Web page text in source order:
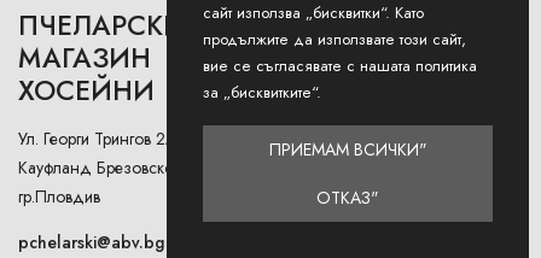
ПЧЕЛАРСКИ
МАГАЗИН
ХОСЕЙНИ
Ул. Георги Трингов 2А (до
Кауфланд Брезовско Шосе),
гр.Пловдив
pchelarski@abv.bg
РАБОТНО ВРЕМЕ
Понеделник - Петък: 9AM -
Събота: 9AM - 13PM
Неделя: Затворено
сайт използва „бисквитки“. Като
продължите да използвате този сайт,
вие се съгласявате с нашата политика
за „бисквитките“.
ПРИЕМАМ ВСИЧКИ"
ОТКАЗ"